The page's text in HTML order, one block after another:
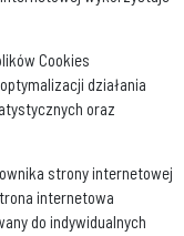
Cookies
działania
oraz
strony internetowej
internetowa
do indywidualnych